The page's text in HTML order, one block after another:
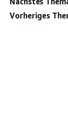
Vorheriges